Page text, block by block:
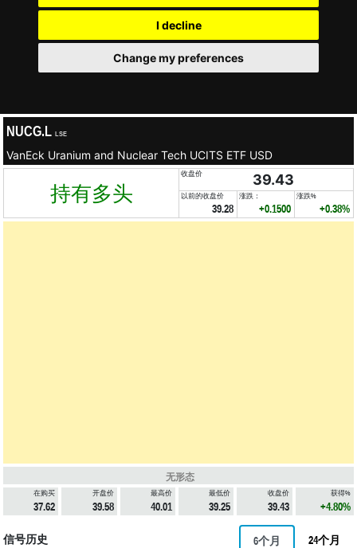
I decline
Change my preferences
NUCG.L LSE
VanEck Uranium and Nuclear Tech UCITS ETF USD
持有多头
收盘价 39.43
以前的收盘价
39.28
涨跌：
+0.1500
涨跌%
+0.38%
无形态
在购买
37.62
开盘价
39.58
最高价
40.01
最低价
39.25
收盘价
39.43
获得%
+4.80%
信号历史 6个月 24个月